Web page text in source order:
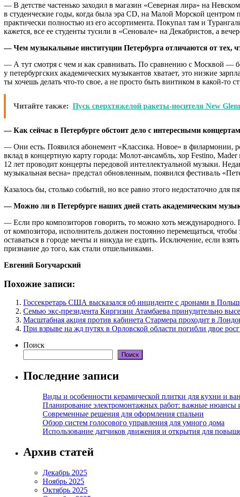
— В детстве частенько заходил в магазин «Северная лира» на
в студенческие годы, когда была эра CD, на Малой Морской
практически полностью из его ассортимента. Покупал там и
кажется, все ее студенты тусили в «Сеновале» на Декабристов, а
— Чем музыкальные институции Петербурга отличаются от тех,
— А тут смотря с чем и как сравнивать. По сравнению с Москвой —
у петербургских академических музыкантов хватает, это низкие
ты хочешь делать что-то свое, а не просто быть винтиком в какой-
Читайте также: Пуск сверхтяжелой ракеты-носителя New
— Как сейчас в Петербурге обстоит дело с интересными
— Они есть. Появился абонемент «Классика. Новое» в филармонии,
вклад в концертную карту города: Молот-ансамбль, хор Festino,
12 лет проводит концерты передовой интеллектуальной музыки.
музыкальная весна» предстал обновленным, появился фестиваль
Казалось бы, столько событий, но все равно этого недостаточно
— Можно ли в Петербурге наших дней стать академическим
— Если про композиторов говорить, то можно хоть
от композитора, исполнитель должен постоянно перемещаться,
оставаться в городе мечты и никуда не ездить. Исключение, если
признание до того, как стали отшельниками.
Евгений Богучарский
Похожие записи:
Госсекретарь США высказался об инциденте с дронами в
Семью экс-президента Киргизии Атамбаева принудительно
Масштабная акция против кабинета Стармера проходит в
При взрыве на жд путях в Орловской области погибли двое
Поиск
Поиск
Последние записи
Виды и особенности керамической плитки для кухни и
Планирование электромонтажных работ: важные нюансы
Современные решения для оформления спальни
Обзор систем голосового управления для умного дома
Использование датчиков движения и открытия для
Архив статей
Декабрь 2025
Ноябрь 2025
Октябрь 2025